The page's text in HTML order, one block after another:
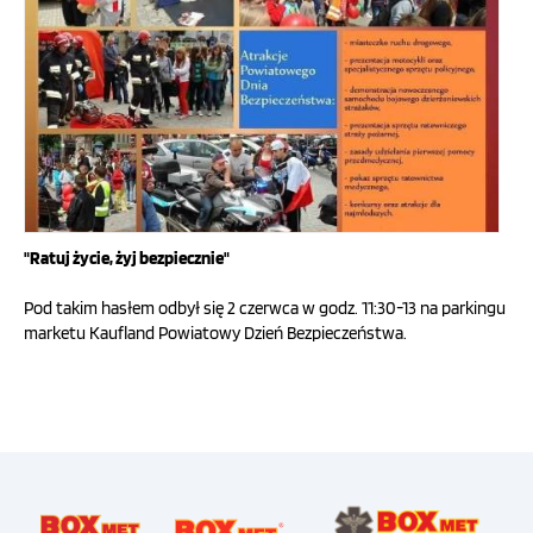
OFERTA
SZKOLENIA
PROGRAMY UNIJNE
"Ratuj życie, żyj bezpiecznie"
Pod takim hasłem odbył się 2 czerwca w godz. 11:30-13 na parkingu
marketu Kaufland Powiatowy Dzień Bezpieczeństwa.